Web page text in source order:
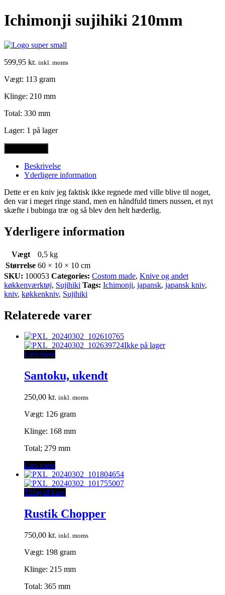
Ichimonji sujihiki 210mm
599,95 kr. inkl. moms
Vægt: 113 gram
Klinge: 210 mm
Total: 330 mm
Lager: 1 på lager
Beskrivelse
Yderligere information
Dette er en kniv jeg faktisk ikke regnede med ville blive til noget,
den var i meget ringe stand, men en håndfuld timers nussen, et nyt
skæfte i bubinga træ og så blev den helt hæderlig.
Yderligere information
Vægt
0,5 kg
Størrelse 60 × 10 × 10 cm
SKU: 100053 Categories: Costom made, Knive og andet
køkkenværktøj, Sujihiki Tags: Ichimonji, japansk, japansk kniv,
kniv, køkkenkniv, Sujihiki
Relaterede varer
Ikke på lager
Læs mere
Santoku, ukendt
250,00 kr. inkl. moms
Vægt: 126 gram
Klinge: 168 mm
Total; 279 mm
Læs mere
Tilføj til kurv
Rustik Chopper
750,00 kr. inkl. moms
Vægt: 198 gram
Klinge: 215 mm
Total: 365 mm